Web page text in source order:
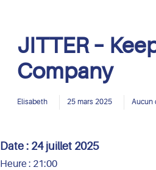
JITTER –
Company
Elisabeth 25 mars 2025 Aucun
Date : 24 juillet 2025
Heure : 21:00